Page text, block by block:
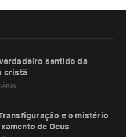
sentido da
cristã
e o mistério
de Deus